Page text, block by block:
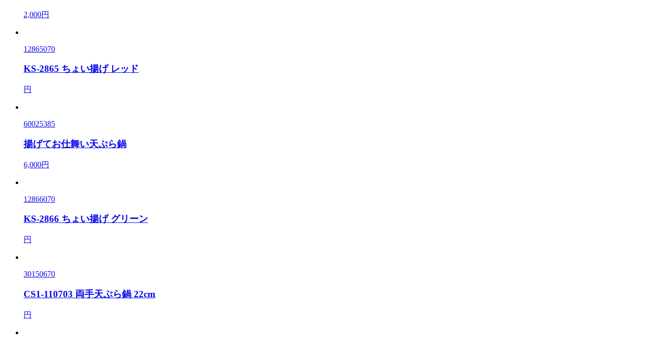
2,000円
12865070
KS-2865 ちょい揚げ レッド
円
60025385
揚げてお仕舞い天ぷら鍋
6,000円
12866070
KS-2866 ちょい揚げ グリーン
円
30150670
CS1-110703 両手天ぷら鍋 22cm
円